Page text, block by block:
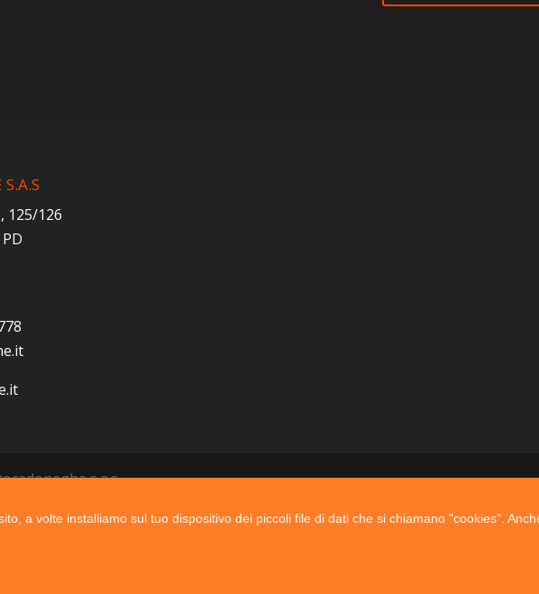
125/126
s.a.s.
a volte installiamo sul tuo dispositivo dei piccoli file di dati che si chiamano "cookies".